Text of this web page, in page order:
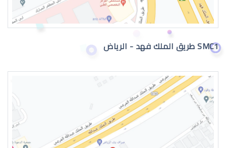
القرنية المخروطية وراثة
SMC1 طريق الملك فهد - الرياض